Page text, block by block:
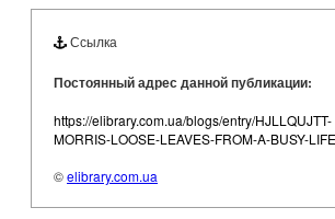
Ссылка
Постоянный адрес данной публикации:
https://elibrary.com.ua/blogs/entry/HJLLQUJTT-
MORRIS-LOOSE-LEAVES-FROM-A-BUSY-LIFE
©elibrary.com.ua